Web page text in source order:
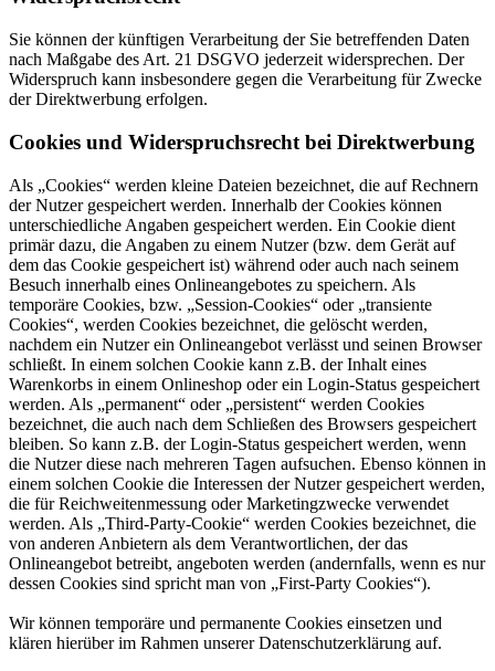
Sie können der künftigen Verarbeitung der Sie betreffenden Daten
nach Maßgabe des Art. 21 DSGVO jederzeit widersprechen. Der
Widerspruch kann insbesondere gegen die Verarbeitung für Zwecke
der Direktwerbung erfolgen.
Cookies und Widerspruchsrecht bei Direktwerbung
Als „Cookies“ werden kleine Dateien bezeichnet, die auf Rechnern
der Nutzer gespeichert werden. Innerhalb der Cookies können
unterschiedliche Angaben gespeichert werden. Ein Cookie dient
primär dazu, die Angaben zu einem Nutzer (bzw. dem Gerät auf
dem das Cookie gespeichert ist) während oder auch nach seinem
Besuch innerhalb eines Onlineangebotes zu speichern. Als
temporäre Cookies, bzw. „Session-Cookies“ oder „transiente
Cookies“, werden Cookies bezeichnet, die gelöscht werden,
nachdem ein Nutzer ein Onlineangebot verlässt und seinen Browser
schließt. In einem solchen Cookie kann z.B. der Inhalt eines
Warenkorbs in einem Onlineshop oder ein Login-Status gespeichert
werden. Als „permanent“ oder „persistent“ werden Cookies
bezeichnet, die auch nach dem Schließen des Browsers gespeichert
bleiben. So kann z.B. der Login-Status gespeichert werden, wenn
die Nutzer diese nach mehreren Tagen aufsuchen. Ebenso können in
einem solchen Cookie die Interessen der Nutzer gespeichert werden,
die für Reichweitenmessung oder Marketingzwecke verwendet
werden. Als „Third-Party-Cookie“ werden Cookies bezeichnet, die
von anderen Anbietern als dem Verantwortlichen, der das
Onlineangebot betreibt, angeboten werden (andernfalls, wenn es nur
dessen Cookies sind spricht man von „First-Party Cookies“).
Wir können temporäre und permanente Cookies einsetzen und
klären hierüber im Rahmen unserer Datenschutzerklärung auf.